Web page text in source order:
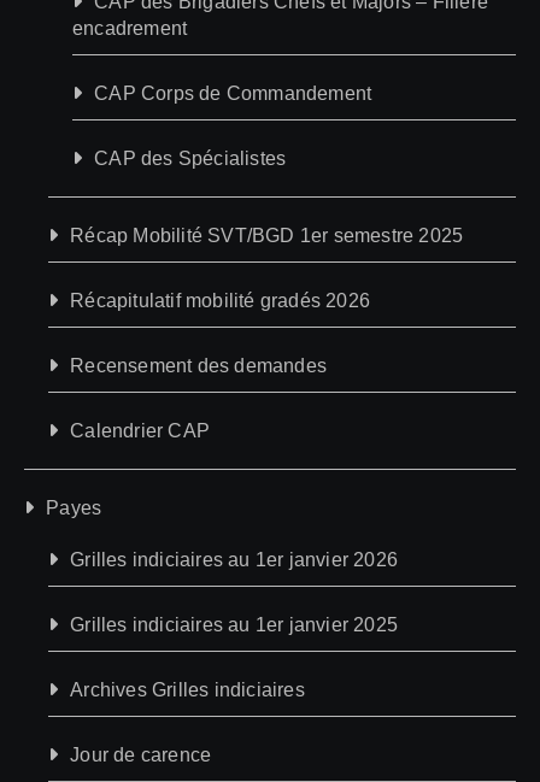
encadrement
CAP Corps de Commandement
CAP des Spécialistes
Récap Mobilité SVT/BGD 1er semestre 2025
Récapitulatif mobilité gradés 2026
Recensement des demandes
Calendrier CAP
Payes
Grilles indiciaires au 1er janvier 2026
Grilles indiciaires au 1er janvier 2025
Archives Grilles indiciaires
Jour de carence